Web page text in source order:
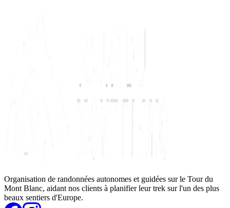
Organisation de randonnées autonomes et guidées sur le Tour du
Mont Blanc, aidant nos clients à planifier leur trek sur l'un des plus
beaux sentiers d'Europe.